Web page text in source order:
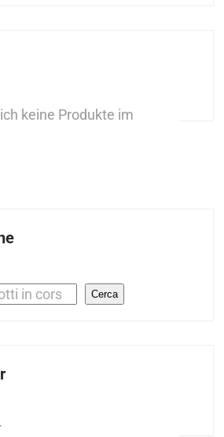
keine Produkte im
Cerca